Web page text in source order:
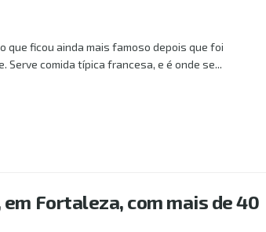
que ficou ainda mais famoso depois que foi
Serve comida típica francesa, e é onde se...
Fortaleza, com mais de 40